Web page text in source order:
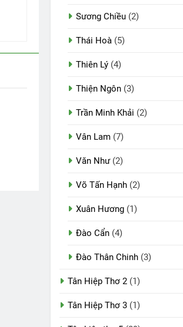
Sương Chiều (2)
Thái Hoà (5)
Thiên Lý (4)
Thiện Ngôn (3)
Trần Minh Khải (2)
Vân Lam (7)
Văn Như(2)
Võ Tấn Hạnh (2)
Xuân Hương (1)
Đào Cẩn (4)
Đào Thân Chinh (3)
Tân Hiệp Thơ 2 (1)
Tân Hiệp Thơ 3 (1)